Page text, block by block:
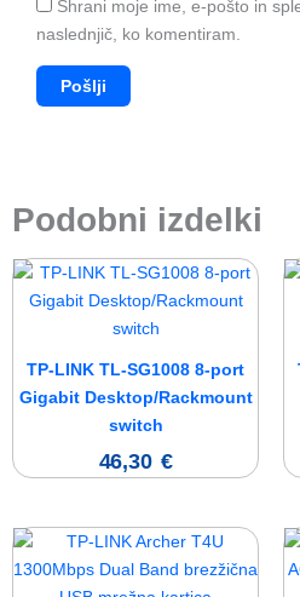
Shrani moje ime, e-pošto in
naslednjič, ko komentiram.
Podobni izdelki
TP-LINK TL-SG1008 8-port
Gigabit Desktop/Rackmount
switch
46,30 €